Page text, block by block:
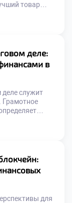
товар
Рост
торговли.
и
выбирает не
деле:
в
служит
Грамотное
в хаос.
Понимание
дилетанта.
формирует
видеть […]
для